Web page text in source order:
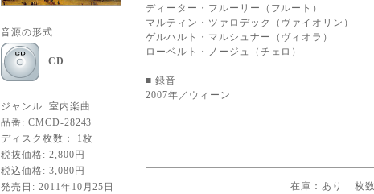
音源の形式
CD
ジャンル: 室内楽曲
品番: CMCD-28243
ディスク枚数： 1枚
税抜価格: 2,800円
税込価格: 3,080円
発売日: 2011年10月25日
ディーター・フルーリー（フルート）
マルティン・ツァロデック（ヴァイオリン）
ゲルハルト・マルシュナー（ヴィオラ）
ローベルト・ノージュ（チェロ）
■ 録音
2007年／ウィーン